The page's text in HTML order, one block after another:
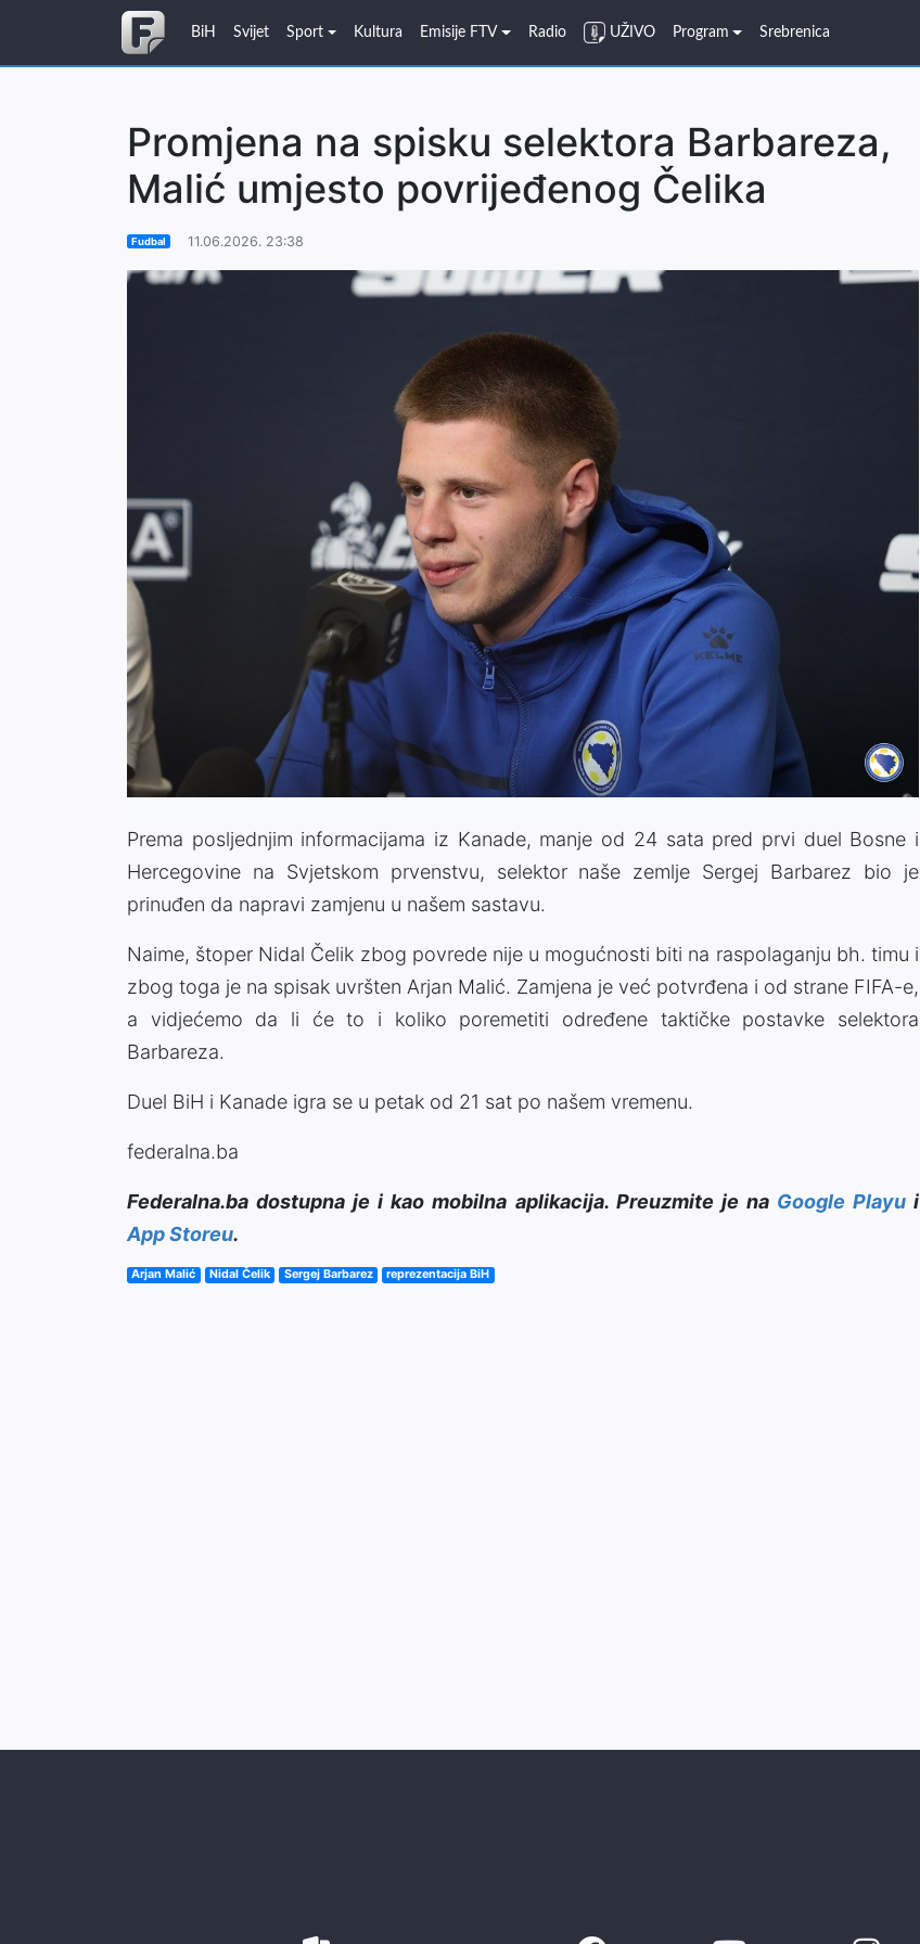
BiH Svijet Sport Kultura Emisije FTV Radio UŽIVO Program Srebrenica
Promjena na spisku selektora Barbareza,
Malić umjesto povrijeđenog Čelika
Fudbal 11.06.2026. 23:38
Prema posljednjim informacijama iz Kanade, manje od 24 sata pred prvi duel Bosne i
Hercegovine na Svjetskom prvenstvu, selektor naše zemlje Sergej Barbarez bio je
prinuđen da napravi zamjenu u našem sastavu.
Naime, štoper Nidal Čelik zbog povrede nije u mogućnosti biti na raspolaganju bh. timu i
zbog toga je na spisak uvršten Arjan Malić. Zamjena je već potvrđena i od strane FIFA-e,
a vidjećemo da li će to i koliko poremetiti određene taktičke postavke selektora
Barbareza.
Duel BiH i Kanade igra se u petak od 21 sat po našem vremenu.
federalna.ba
Federalna.ba dostupna je i kao mobilna aplikacija. Preuzmite je na Google Playui
App Storeu.
Arjan Malić Nidal Čelik Sergej Barbarez reprezentacija BiH